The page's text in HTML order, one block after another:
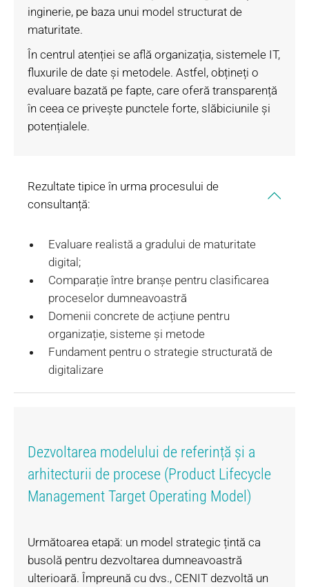
inginerie, pe baza unui model structurat de
maturitate.
În centrul atenției se află organizația, sistemele IT,
fluxurile de date și metodele. Astfel, obțineți o
evaluare bazată pe fapte, care oferă transparență
în ceea ce privește punctele forte, slăbiciunile și
potențialele.
Rezultate tipice în urma procesului de
consultanță:
Evaluare realistă a gradului de maturitate
digital;
Comparație între branșe pentru clasificarea
proceselor dumneavoastră
Domenii concrete de acțiune pentru
organizație, sisteme și metode
Fundament pentru o strategie structurată de
digitalizare
Dezvoltarea modelului de referință și a
arhitecturii de procese (Product Lifecycle
Management Target Operating Model)
Următoarea etapă: un model strategic țintă ca
busolă pentru dezvoltarea dumneavoastră
ulterioară. Împreună cu dvs., CENIT dezvoltă un